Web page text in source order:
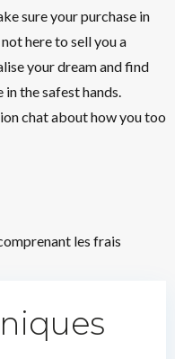
sure your purchase in
here to sell you a
your dream and find
the safest hands.
chat about how you too
les frais